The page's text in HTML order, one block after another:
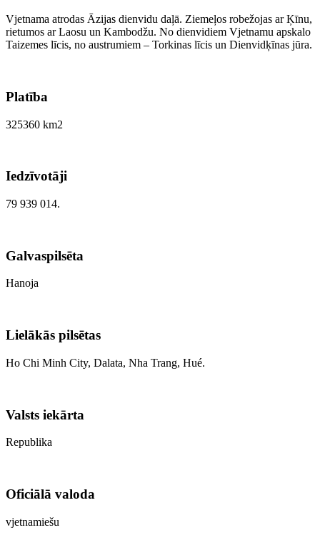
Vjetnama atrodas Āzijas dienvidu daļā. Ziemeļos robežojas ar Ķīnu,
rietumos ar Laosu un Kambodžu. No dienvidiem Vjetnamu apskalo
Taizemes līcis, no austrumiem – Torkinas līcis un Dienvidķīnas jūra.
Platība
325360 km2
Iedzīvotāji
79 939 014.
Galvaspilsēta
Hanoja
Lielākās pilsētas
Ho Chi Minh City, Dalata, Nha Trang, Hué.
Valsts iekārta
Republika
Oficiālā valoda
vjetnamiešu